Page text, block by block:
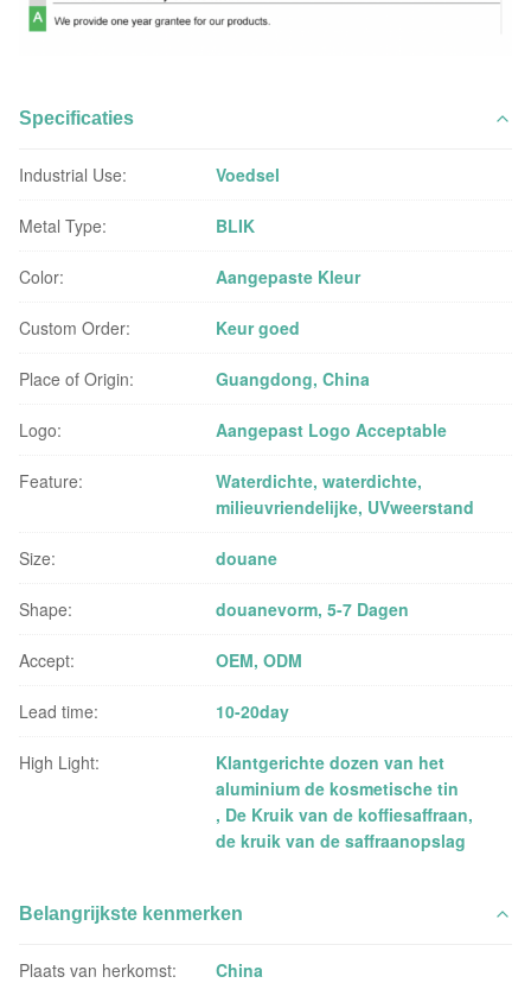
Specificaties
Industrial Use: Voedsel
Metal Type: BLIK
Color: Aangepaste Kleur
Custom Order: Keur goed
Place of Origin: Guangdong, China
Logo: Aangepast Logo Acceptable
Feature:
Waterdichte, waterdichte,
milieuvriendelijke, UVweerstand
Size: douane
Shape: douanevorm, 5-7 Dagen
Accept: OEM, ODM
Lead time: 10-20day
High Light:
Klantgerichte dozen van het
aluminium de kosmetische tin
, De Kruik van de koffiesaffraan,
de kruik van de saffraanopslag
Belangrijkste kenmerken
Plaats van herkomst: China